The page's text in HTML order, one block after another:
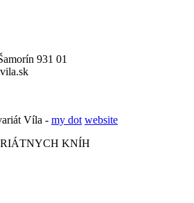
931 01
Víla - my dot website
KNÍH